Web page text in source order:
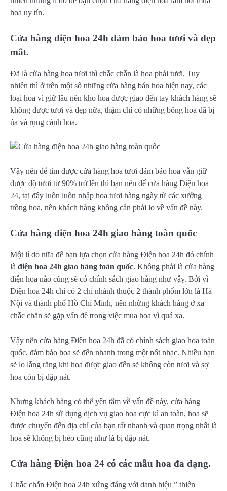
hoa uy tín.
Cửa hàng điện hoa 24h đảm bảo hoa tươi và đẹp
mắt.
Đã là cửa hàng hoa tươi thì chắc chắn là hoa phải tươi. Tuy
nhiên thì ở trên một số những cửa hàng bán hoa hiện nay, các
loại hoa vì giữ lâu nên kho hoa được giao đến tay khách hàng sẽ
không được tươi và đẹp nữa, thậm chí có những bông hoa đã bị
úa và rụng cánh hoa.
Vậy nên để tìm được cửa hàng hoa tươi đảm bảo hoa vẫn giữ
được độ tươi từ 90% trở lên thì bạn nên đế cửa hàng Điện hoa
24, tại đây luôn luôn nhập hoa tươi hàng ngày từ các xưởng
trồng hoa, nên khách hàng không cần phải lo về vấn đề này.
Cửa hàng điện hoa 24h giao hàng toàn quốc
Một lí do nữa để bạn lựa chọn cửa hàng Điện hoa 24h đó chính
là điện hoa 24h giao hàng toàn quốc. Không phải là cửa hàng
điện hoa nào cũng sẽ có chính sách giao hàng như vậy. Bởi vì
Điện hoa 24h chỉ có 2 chi nhánh thuộc 2 thành phốm lớn là Hà
Nội và thành phố Hồ Chí Minh, nên những khách hàng ở xa
chắc chắn sẽ gặp vấn đề trong việc mua hoa vì quá xa.
Vậy nên cửa hàng Điên hoa 24h đã có chính sách giao hoa toàn
quốc, đảm bảo hoa sẽ đến nhanh trong một nốt nhạc. Nhiều bạn
sẽ lo lắng rằng khi hoa được giao đến sẽ không còn tươi và sợ
hoa còn bị dập nát.
Nhưng khách hàng có thể yên tâm về vấn đề này, cửa hàng
Điện hoa 24h sử dụng dịch vụ giao hoa cực kì an toàn, hoa sẽ
được chuyển đến địa chỉ của bạn rất nhanh và quan trọng nhất là
hoa sẽ không bị héo cũng như là bị dập nát.
Cửa hàng Điện hoa 24 có các mẫu hoa đa dạng.
Chắc chắn Điện hoa 24h xứng đáng với danh hiệu ” thiên